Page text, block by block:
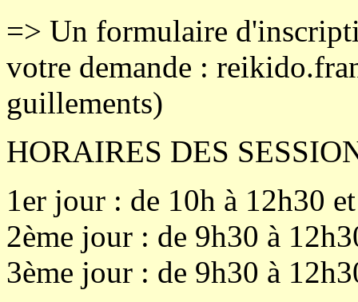
=> Un formulaire
votre demande :
guillements)
HORAIRES DES
1er jour : de 10h à 12h30
2ème jour : de 9h30 à
3ème jour : de 9h30 à